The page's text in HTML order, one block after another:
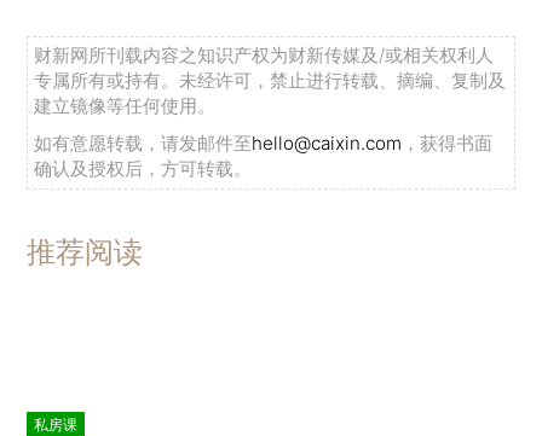
财新网所刊载内容之知识产权为财新传媒及/或相关权利人
专属所有或持有。未经许可，禁止进行转载、摘编、复制及
建立镜像等任何使用。
如有意愿转载，请发邮件至hello@caixin.com ，获得书面
确认及授权后，方可转载。
推荐阅读
私房课